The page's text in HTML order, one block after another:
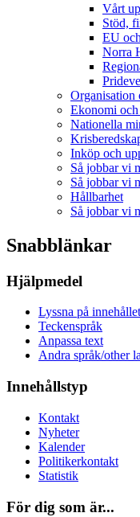
Vårt
Stöd,
EU
Norra
Organisation
Ekonomi
Nationella
Inköp och
Så jobbar vi
Så jobbar vi
Hållbarhet
Så jobbar vi
Snabblänkar
Hjälpmedel
Lyssna på innehållet
Teckenspråk
Anpassa text
Andra språk/other
Innehållstyp
Kontakt
Nyheter
Kalender
Politikerkontakt
Statistik
För dig som är...